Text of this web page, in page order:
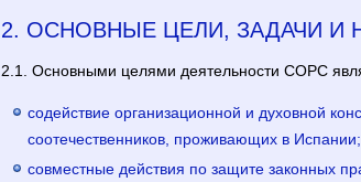
2. ОСНОВНЫЕ ЦЕЛИ, ЗАДАЧИ И
2.1. Основными целями деятельности СОРС
содействие организационной и духовной
соотечественников, проживающих в Испании;
совместные действия по защите законных